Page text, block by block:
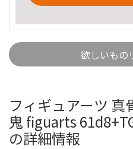
欲しいもの
フィギュアーツ 真
鬼 figuarts
の詳細情報